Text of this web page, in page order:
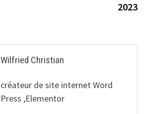
2023
Wilfried Christian
créateur de site internet Word
Press ,Elementor